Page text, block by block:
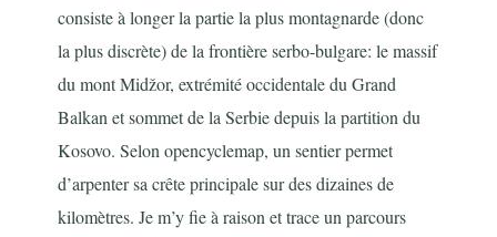
consiste à longer la partie la plus montagnarde (donc
la plus discrète) de la frontière serbo-bulgare: le massif
du mont Midžor, extrémité occidentale du Grand
Balkan et sommet de la Serbie depuis la partition du
Kosovo. Selon opencyclemap, un sentier permet
d’arpenter sa crête principale sur des dizaines de
kilomètres. Je m’y fie à raison et trace un parcours